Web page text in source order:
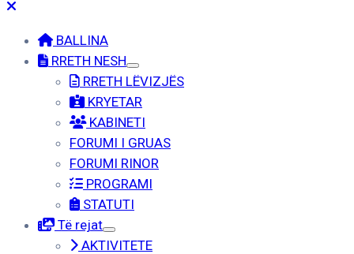
BALLINA
RRETH NESH
RRETH LËVIZJËS
KRYETAR
KABINETI
FORUMI I GRUAS
FORUMI RINOR
PROGRAMI
STATUTI
Të rejat
AKTIVITETE